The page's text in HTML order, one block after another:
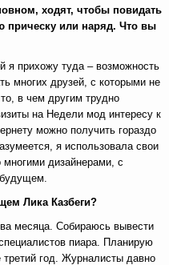
ходят, чтобы повидать
прическу или наряд. Что вы
я прихожу туда – возможность
многих друзей, с которыми не
в чем другим трудно
на Недели мод интересу к
можно получить гораздо
я использовала свои
дизайнерами, с
Лика Казбеги?
месяца. Собираюсь вывести
пиара. Планирую
год. Журналисты давно